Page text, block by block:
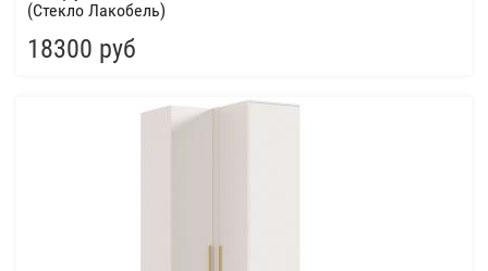
(Стекло Лакобель)
18300 руб